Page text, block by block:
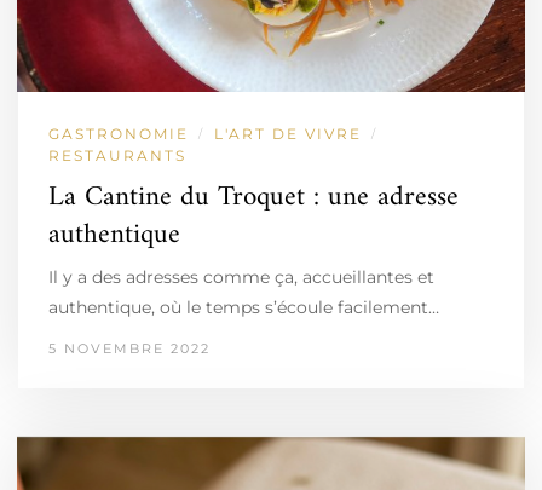
GASTRONOMIE / L'ART DE VIVRE /
RESTAURANTS
La Cantine du Troquet : une adresse
authentique
Il y a des adresses comme ça, accueillantes et
authentique, où le temps s’écoule facilement…
5 NOVEMBRE 2022